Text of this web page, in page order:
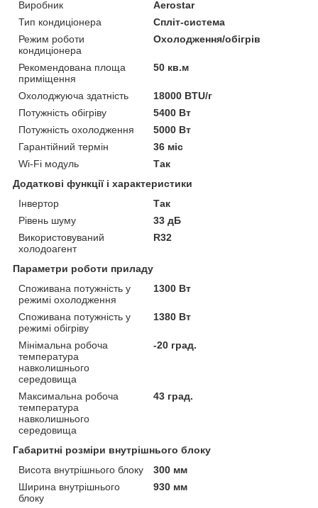
Виробник
Aerostar
Тип кондиціонера
Спліт-система
Режим роботи
кондиціонера
Охолодження/обігрів
Рекомендована площа
приміщення
50 кв.м
Охолоджуюча здатність
18000 BTU/г
Потужність обігріву
5400 Вт
Потужність охолодження
5000 Вт
Гарантійний термін
36 міс
Wi-Fi модуль
Так
Додаткові функції і характеристики
Інвертор
Так
Рівень шуму
33 дБ
Використовуваний
холодоагент
R32
Параметри роботи приладу
Споживана потужність у
режимі охолодження
1300 Вт
Споживана потужність у
режимі обігріву
1380 Вт
Мінімальна робоча
температура
навколишнього
середовища
-20 град.
Максимальна робоча
температура
навколишнього
середовища
43 град.
Габаритні розміри внутрішнього блоку
Висота внутрішнього блоку
300 мм
Ширина внутрішнього
блоку
930 мм